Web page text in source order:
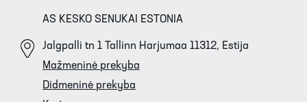
AS KESKO SENUKAI ESTONIA
Jalgpalli tn 1 Tallinn Harjumaa 11312, Estija
Mažmeninė prekyba
Didmeninė prekyba